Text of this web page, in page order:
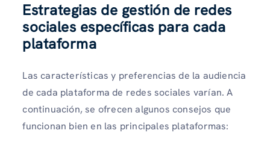
Estrategias de gestión de redes
sociales específicas para cada
plataforma
Las características y preferencias de la audiencia
de cada plataforma de redes sociales varían. A
continuación, se ofrecen algunos consejos que
funcionan bien en las principales plataformas: